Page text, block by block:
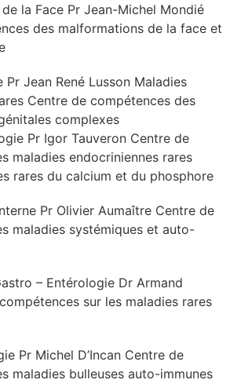
la Face Pr Jean-Michel Mondié
des malformations de la face et
Jean René Lusson Maladies
Centre de compétences des
complexes
Pr Igor Tauveron Centre de
maladies endocriniennes rares
rares du calcium et du phosphore
Pr Olivier Aumaître Centre de
maladies systémiques et auto-
– Entérologie Dr Armand
sur les maladies rares
Pr Michel D’Incan Centre de
maladies bulleuses auto-immunes